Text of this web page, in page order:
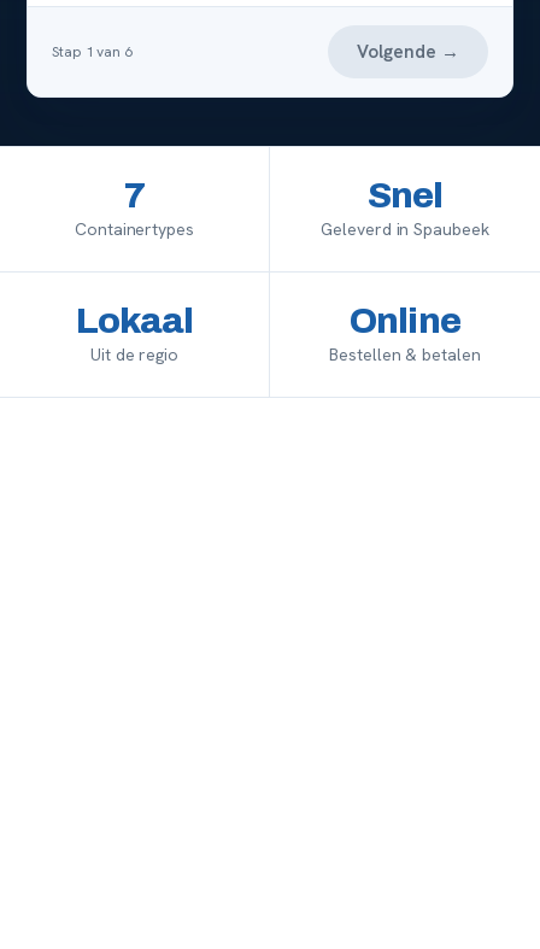
Stap 1 van 6 Volgende →
7
Containertypes
Snel
Geleverd in Spaubeek
Lokaal
Uit de regio
Online
Bestellen & betalen